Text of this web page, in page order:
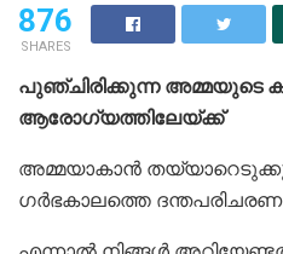
876
SHARES
പുഞ്ചിരിക്കുന്ന അമ്മയുടെ
ആരോഗ്യത്തിലേയ്ക്ക്
അമ്മയാകാന്‍
ഗര്‍ഭകാലത്തെ